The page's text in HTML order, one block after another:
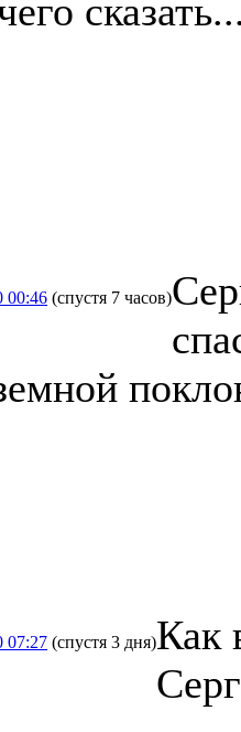
00:46 (спустя 7 часов)
07:27 (спустя 3 дня)Как